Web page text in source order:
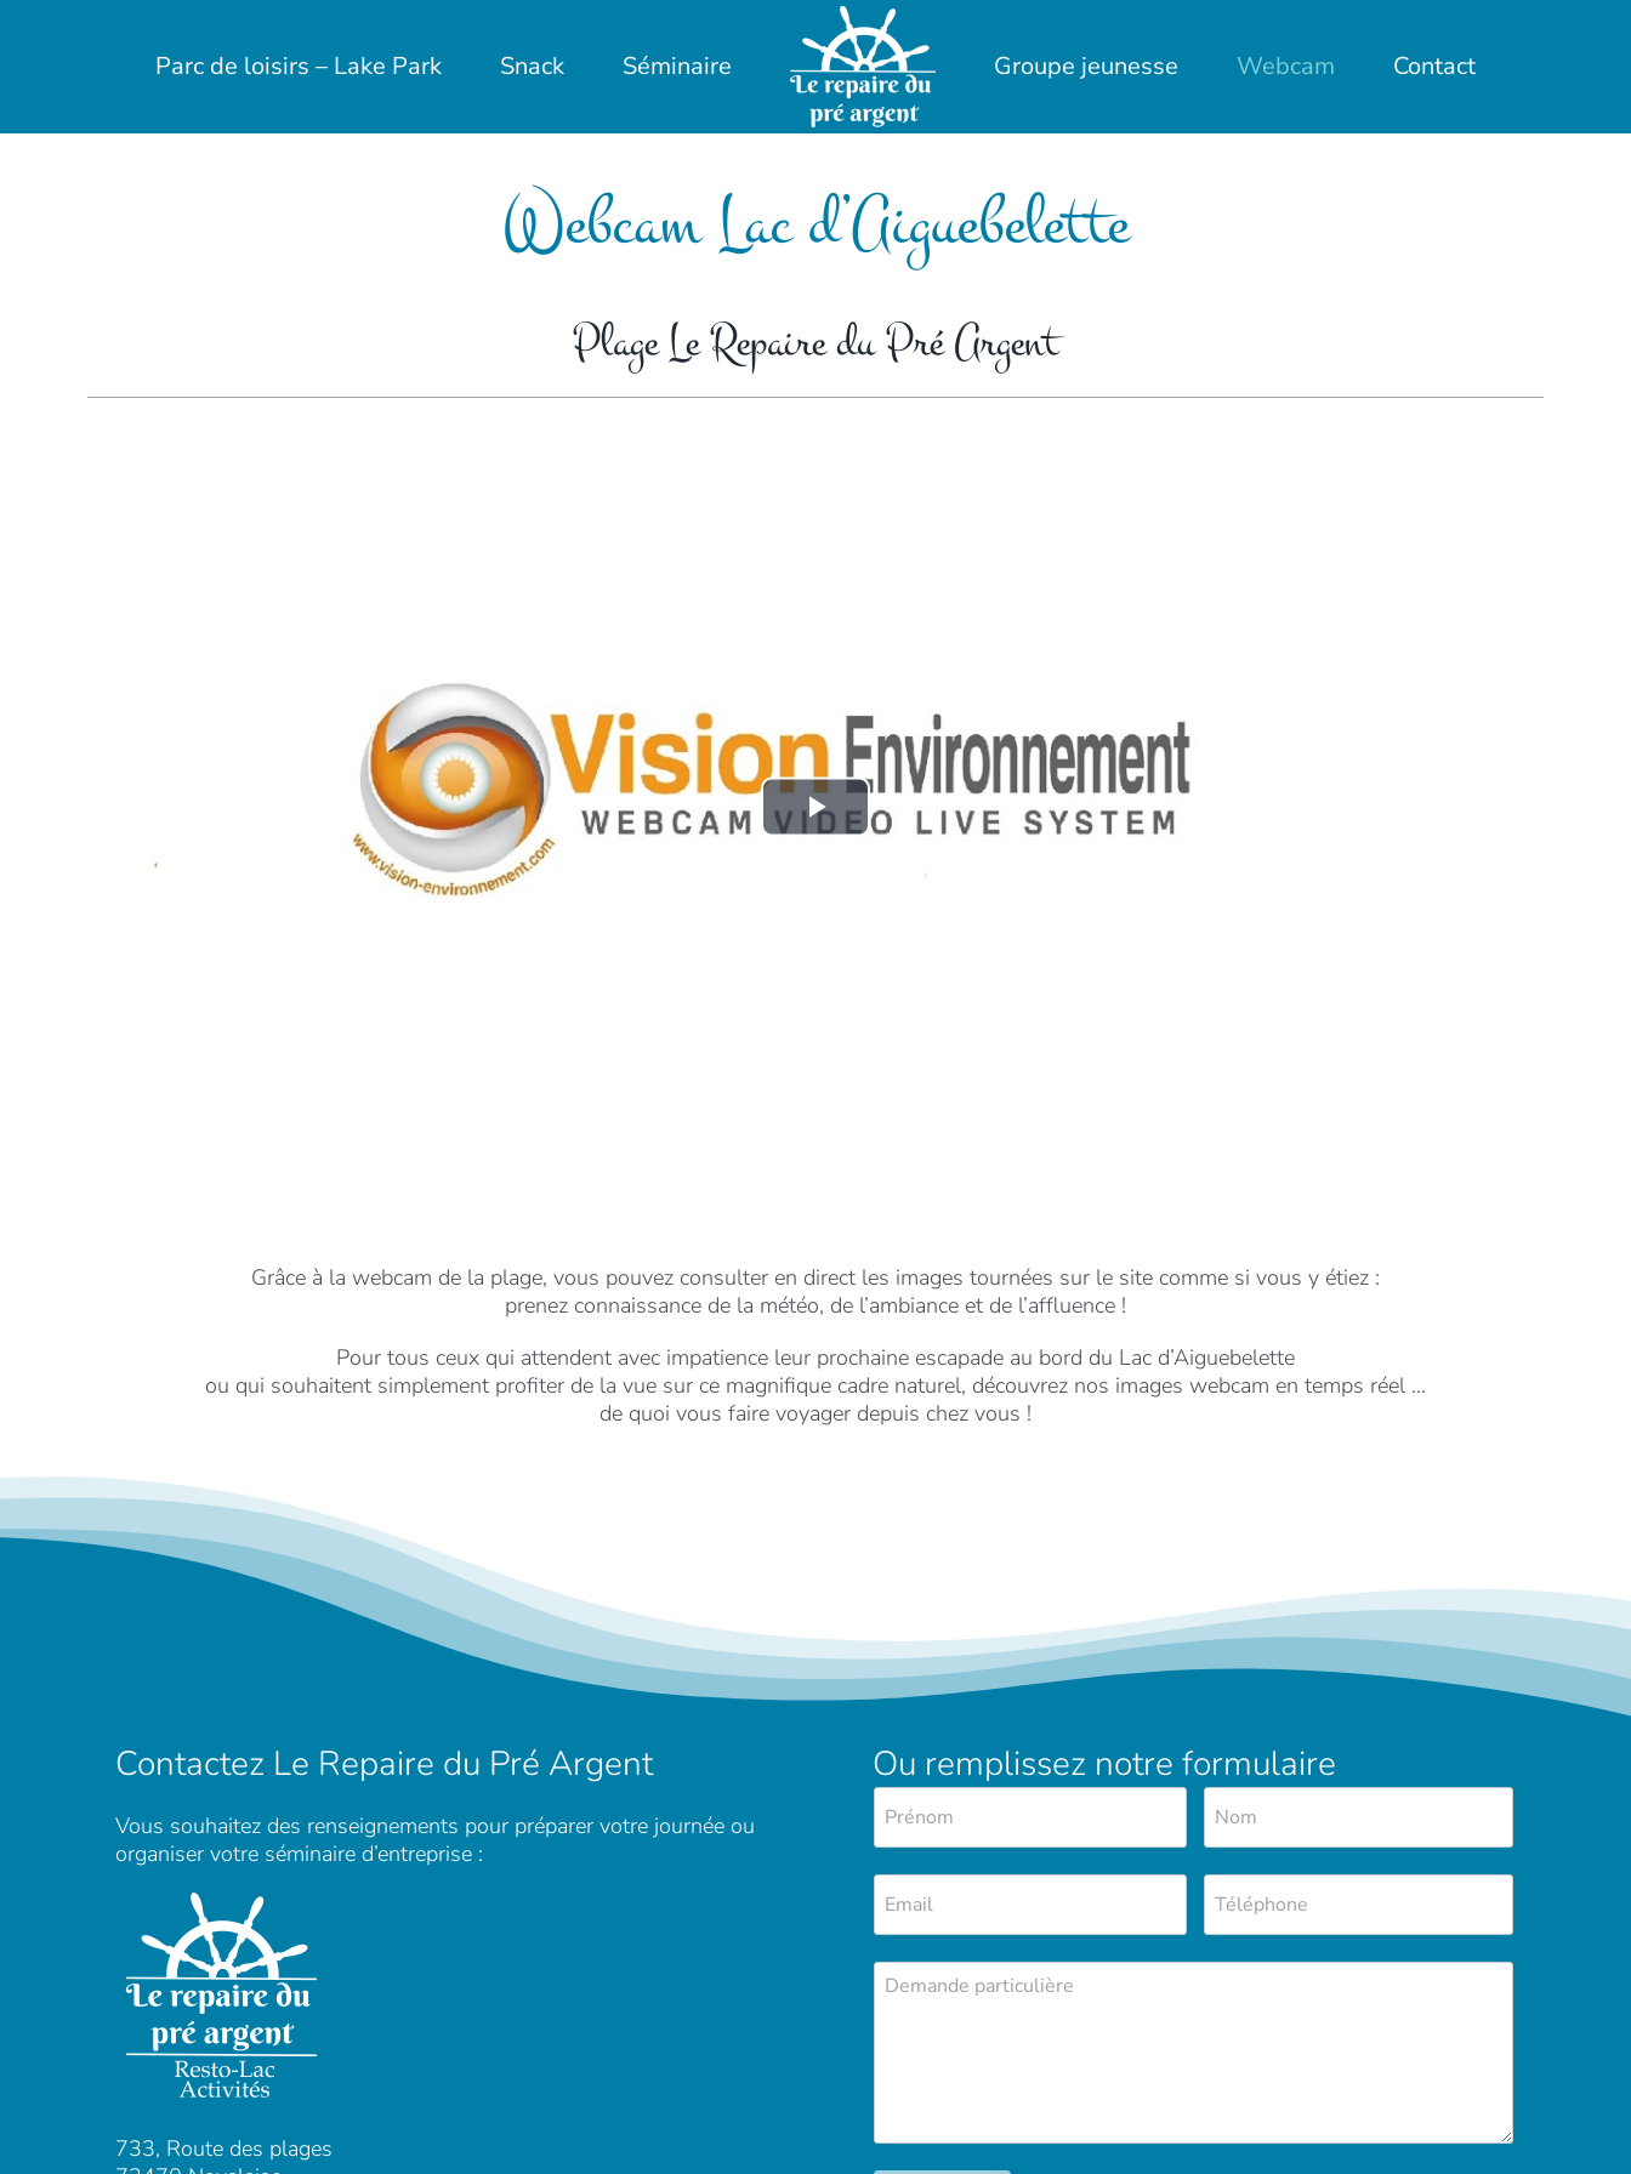
Parc de loisirs – Lake Park Snack Séminaire Groupe jeunesse Webcam Contact
Webcam Lac d’Aiguebelette
Plage Le Repaire du Pré Argent
Grâce à la webcam de la plage, vous pouvez consulter en direct les images tournées sur le site comme si vous y étiez :
prenez connaissance de la météo, de l’ambiance et de l’affluence !
Pour tous ceux qui attendent avec impatience leur prochaine escapade au bord du Lac d’Aiguebelette
ou qui souhaitent simplement profiter de la vue sur ce magnifique cadre naturel, découvrez nos images webcam en temps réel …
de quoi vous faire voyager depuis chez vous !
Contactez Le Repaire du Pré Argent
Vous souhaitez des renseignements pour préparer votre journée ou
organiser votre séminaire d’entreprise :
733, Route des plages
Ou remplissez notre formulaire